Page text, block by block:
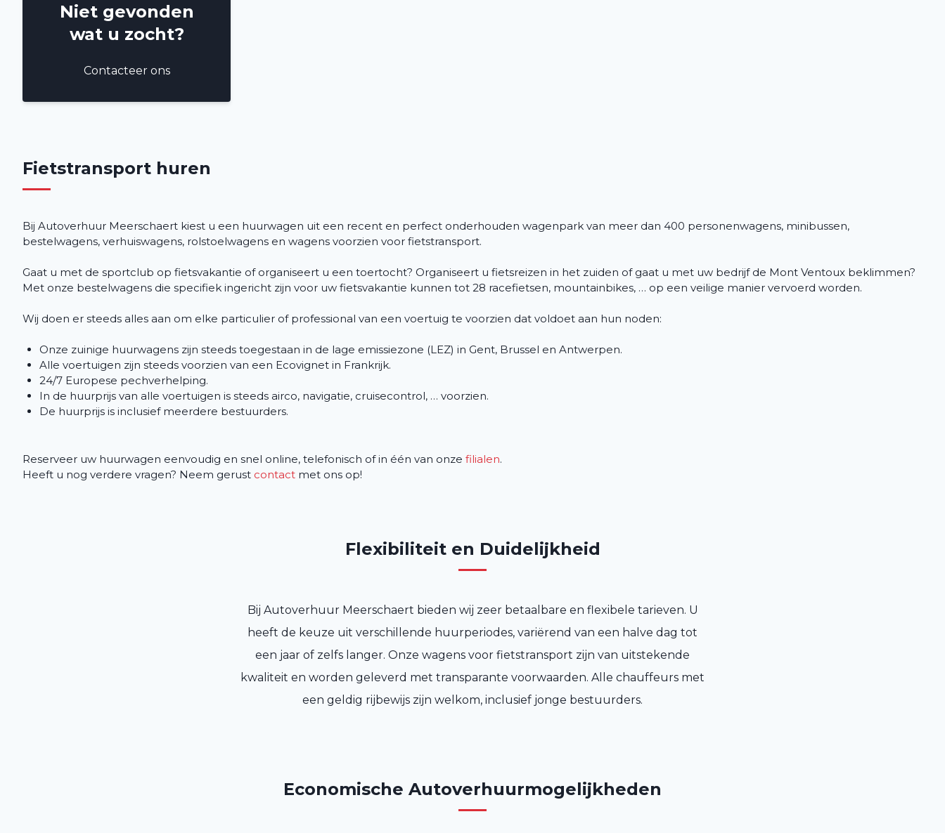
Niet gevonden
wat u zocht?
Contacteer ons
Fietstransport huren
Bij Autoverhuur Meerschaert kiest u een huurwagen uit een recent en perfect onderhouden wagenpark van meer dan 400 personenwagens, minibussen,
bestelwagens, verhuiswagens, rolstoelwagens en wagens voorzien voor fietstransport.
Gaat u met de sportclub op fietsvakantie of organiseert u een toertocht? Organiseert u fietsreizen in het zuiden of gaat u met uw bedrijf de Mont Ventoux beklimmen?
Met onze bestelwagens die specifiek ingericht zijn voor uw fietsvakantie kunnen tot 28 racefietsen, mountainbikes, … op een veilige manier vervoerd worden.
Wij doen er steeds alles aan om elke particulier of professional van een voertuig te voorzien dat voldoet aan hun noden:
Onze zuinige huurwagens zijn steeds toegestaan in de lage emissiezone (LEZ) in Gent, Brussel en Antwerpen.
Alle voertuigen zijn steeds voorzien van een Ecovignet in Frankrijk.
24/7 Europese pechverhelping.
In de huurprijs van alle voertuigen is steeds airco, navigatie, cruisecontrol, … voorzien.
De huurprijs is inclusief meerdere bestuurders.
Reserveer uw huurwagen eenvoudig en snel online, telefonisch of in één van onze filialen.
Heeft u nog verdere vragen? Neem gerust contact met ons op!
Flexibiliteit en Duidelijkheid
Bij Autoverhuur Meerschaert bieden wij zeer betaalbare en flexibele tarieven. U
heeft de keuze uit verschillende huurperiodes, variërend van een halve dag tot
een jaar of zelfs langer. Onze wagens voor fietstransport zijn van uitstekende
kwaliteit en worden geleverd met transparante voorwaarden. Alle chauffeurs met
een geldig rijbewijs zijn welkom, inclusief jonge bestuurders.
Economische Autoverhuurmogelijkheden